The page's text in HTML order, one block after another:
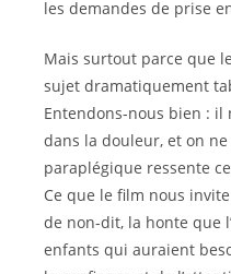
les demandes de prise
Mais surtout parce que
sujet dramatiquement
Entendons-nous bien : il
dans la douleur, et on
paraplégique ressente
Ce que le film nous
de non-dit, la honte que
enfants qui auraient